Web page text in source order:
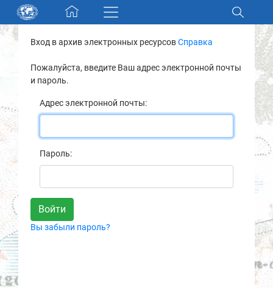
Skip navigation
Разделы и коллекции
Электронный каталог
Новости
О нас
Контакты
Партнеры
Вход в архив электронных ресурсовСправка
Пожалуйста, введите Ваш адрес электронной почты
и пароль.
Адрес электронной почты:
Пароль:
Вы забыли пароль?